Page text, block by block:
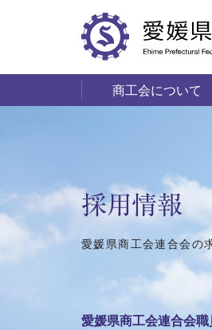
商工会について
愛媛の商工会一覧
採用情報
愛媛県商工会連合会の
愛媛県商工会連合会